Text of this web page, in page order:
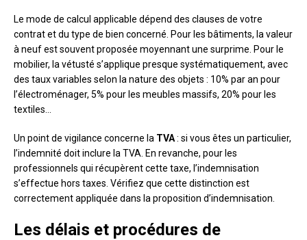
Le mode de calcul applicable dépend des clauses de votre
contrat et du type de bien concerné. Pour les bâtiments, la valeur
à neuf est souvent proposée moyennant une surprime. Pour le
mobilier, la vétusté s’applique presque systématiquement, avec
des taux variables selon la nature des objets : 10% par an pour
l’électroménager, 5% pour les meubles massifs, 20% pour les
textiles…
Un point de vigilance concerne la TVA: si vous êtes un particulier,
l’indemnité doit inclure la TVA. En revanche, pour les
professionnels qui récupèrent cette taxe, l’indemnisation
s’effectue hors taxes. Vérifiez que cette distinction est
correctement appliquée dans la proposition d’indemnisation.
Les délais et procédures de